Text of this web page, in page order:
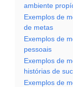
ambiente
Exemplos de
de metas
Exemplos de
pessoais
Exemplos de
histórias de
Exemplos de